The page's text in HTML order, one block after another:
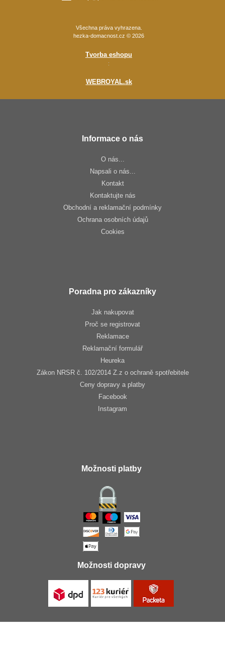
Všechna práva vyhrazena.
hezka-domacnost.cz © 2026
Tvorba eshopu
:
WEBROYAL.sk
Informace o nás
O nás...
Napsali o nás...
Kontakt
Kontaktujte nás
Obchodní a reklamační podmínky
Ochrana osobních údajů
Cookies
Poradna pro zákazníky
Jak nakupovat
Proč se registrovat
Reklamace
Reklamační formulář
Heureka
Zákon NRSR č. 102/2014 Z.z o ochraně spotřebitele
Ceny dopravy a platby
Facebook
Instagram
Možnosti platby
Možnosti dopravy